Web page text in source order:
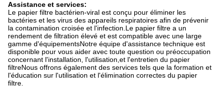
Assistance et services:
Le papier filtre bactérien-viral est conçu pour éliminer les
bactéries et les virus des appareils respiratoires afin de prévenir
la contamination croisée et l'infection.Le papier filtre a un
rendement de filtration élevé et est compatible avec une large
gamme d'équipementsNotre équipe d'assistance technique est
disponible pour vous aider avec toute question ou préoccupation
concernant l'installation, l'utilisation,et l'entretien du papier
filtreNous offrons également des services tels que la formation et
l'éducation sur l'utilisation et l'élimination correctes du papier
filtre.